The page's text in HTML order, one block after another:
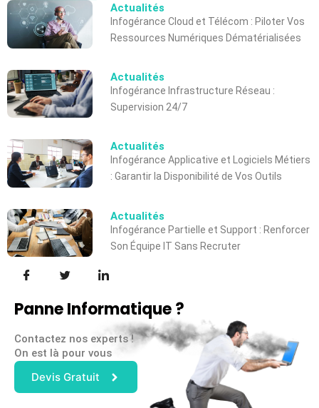
Actualités
Infogérance Cloud et Télécom : Piloter Vos
Ressources Numériques Dématérialisées
Actualités
Infogérance Infrastructure Réseau :
Supervision 24/7
Actualités
Infogérance Applicative et Logiciels Métiers
: Garantir la Disponibilité de Vos Outils
Actualités
Infogérance Partielle et Support : Renforcer
Son Équipe IT Sans Recruter
Panne Informatique ?
Contactez nos experts !
On est là pour vous
Devis Gratuit